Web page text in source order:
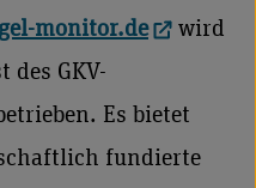
monitor.de
wird
des GKV-
Es bietet
fundierte